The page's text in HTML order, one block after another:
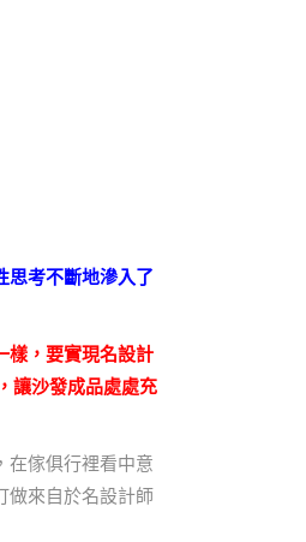
思考不斷地滲入了
樣，要實現名設計
讓沙發成品處處充
在傢俱行裡看中意
做來自於名設計師